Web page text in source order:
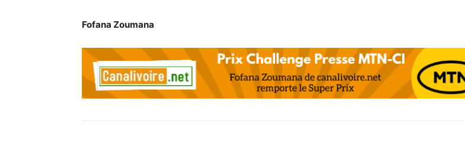
Fofana Zoumana